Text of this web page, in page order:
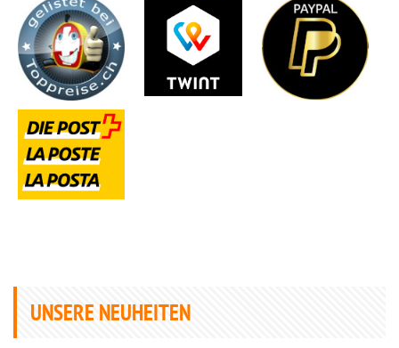
UNSERE NEUHEITEN